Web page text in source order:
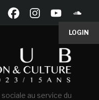
LOGIN
au service du